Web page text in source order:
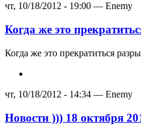
чт, 10/18/2012 - 19:00 — Enemy
Когда же это
Когда же это прекратиться
чт, 10/18/2012 - 14:34 — Enemy
Новости ))) 18 октября